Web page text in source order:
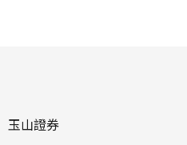
玉山證券